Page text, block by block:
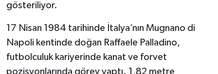
gösteriliyor.
17 Nisan 1984 tarihinde İtalya’nın Mugnano di
Napoli kentinde doğan Raffaele Palladino,
futbolculuk kariyerinde kanat ve forvet
pozisyonlarında görev yaptı. 1,82 metre